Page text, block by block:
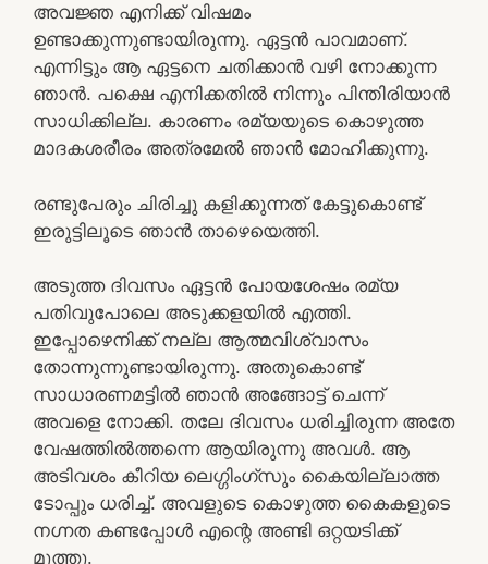
അവജ്ഞ എനിക്ക് വിഷമം
ഉണ്ടാക്കുന്നുണ്ടായിരുന്നു. ഏട്ടന്‍ പാവമാണ്.
എന്നിട്ടും ആ ഏട്ടനെ ചതിക്കാന്‍ വഴി നോക്കുന്ന
ഞാന്‍. പക്ഷെ എനിക്കതില്‍ നിന്നും പിന്തിരിയാന്‍
സാധിക്കില്ല. കാരണം രമ്യയുടെ കൊഴുത്ത
മാദകശരീരം അത്രമേല്‍ ഞാന്‍ മോഹിക്കുന്നു.
രണ്ടുപേരും ചിരിച്ചു കളിക്കുന്നത് കേട്ടുകൊണ്ട്
ഇരുട്ടിലൂടെ ഞാന്‍ താഴെയെത്തി.
അടുത്ത ദിവസം ഏട്ടന്‍ പോയശേഷം രമ്യ
പതിവുപോലെ അടുക്കളയില്‍ എത്തി.
ഇപ്പോഴെനിക്ക്‌ നല്ല ആത്മവിശ്വാസം
തോന്നുന്നുണ്ടായിരുന്നു. അതുകൊണ്ട്
സാധാരണമട്ടില്‍ ഞാന്‍ അങ്ങോട്ട്‌ ചെന്ന്
അവളെ നോക്കി. തലേ ദിവസം ധരിച്ചിരുന്ന അതേ
വേഷത്തില്‍ത്തന്നെ ആയിരുന്നു അവള്‍. ആ
അടിവശം കീറിയ ലെഗ്ഗിംഗ്സും കൈയില്ലാത്ത
ടോപ്പും ധരിച്ച്. അവളുടെ കൊഴുത്ത കൈകളുടെ
നഗ്നത കണ്ടപ്പോള്‍ എന്റെ അണ്ടി ഒറ്റയടിക്ക്
മൂത്തു.